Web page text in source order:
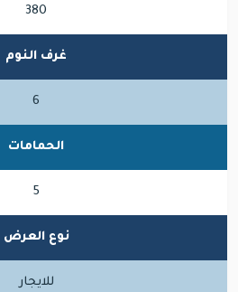
380
غرف النوم
6
الحمامات
5
نوع العرض
للايجار